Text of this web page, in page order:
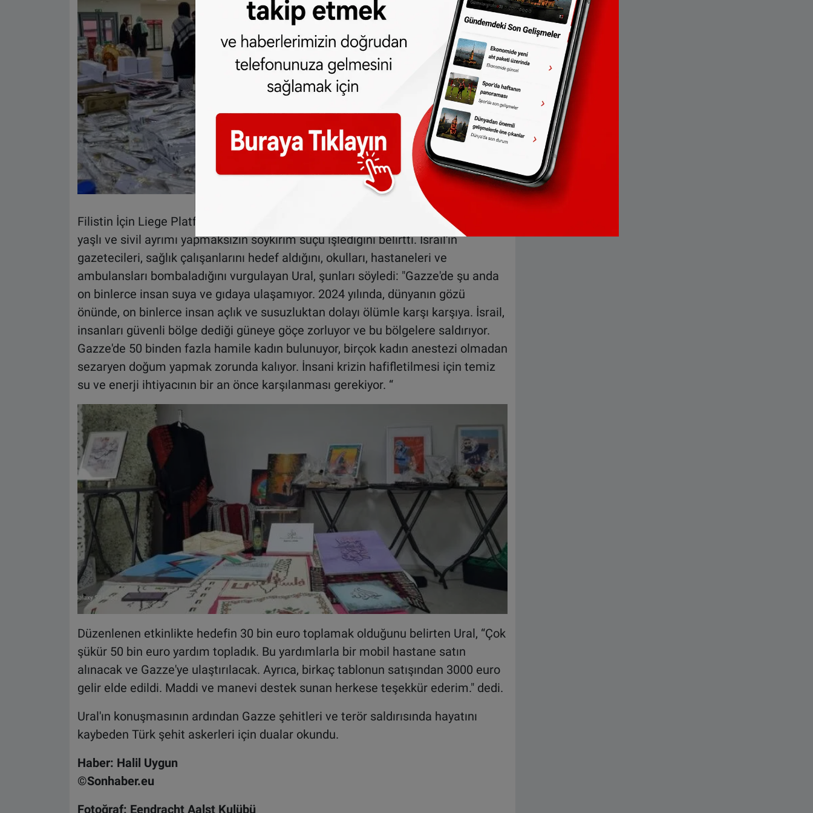
Filistin İçin Liege Platformu Başkanı İbrahim Ural, İsrail'in Gazze'de kadın, çocuk,
yaşlı ve sivil ayrımı yapmaksızın soykırım suçu işlediğini belirtti. İsrail'in
gazetecileri, sağlık çalışanlarını hedef aldığını, okulları, hastaneleri ve
ambulansları bombaladığını vurgulayan Ural, şunları söyledi: "Gazze'de şu anda
on binlerce insan suya ve gıdaya ulaşamıyor. 2024 yılında, dünyanın gözü
önünde, on binlerce insan açlık ve susuzluktan dolayı ölümle karşı karşıya. İsrail,
insanları güvenli bölge dediği güneye göçe zorluyor ve bu bölgelere saldırıyor.
Gazze'de 50 binden fazla hamile kadın bulunuyor, birçok kadın anestezi olmadan
sezaryen doğum yapmak zorunda kalıyor. İnsani krizin hafifletilmesi için temiz
su ve enerji ihtiyacının bir an önce karşılanması gerekiyor. “
Düzenlenen etkinlikte hedefin 30 bin euro toplamak olduğunu belirten Ural, “Çok
şükür 50 bin euro yardım topladık. Bu yardımlarla bir mobil hastane satın
alınacak ve Gazze'ye ulaştırılacak. Ayrıca, birkaç tablonun satışından 3000 euro
gelir elde edildi. Maddi ve manevi destek sunan herkese teşekkür ederim." dedi.
Ural'ın konuşmasının ardından Gazze şehitleri ve terör saldırısında hayatını
kaybeden Türk şehit askerleri için dualar okundu.
Haber: Halil Uygun
©Sonhaber.eu
Fotoğraf: Eendracht Aalst Kulübü